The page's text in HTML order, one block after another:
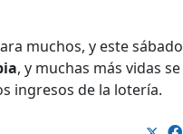
muchos, y este sábado
, y muchas más vidas se
ingresos de la lotería.